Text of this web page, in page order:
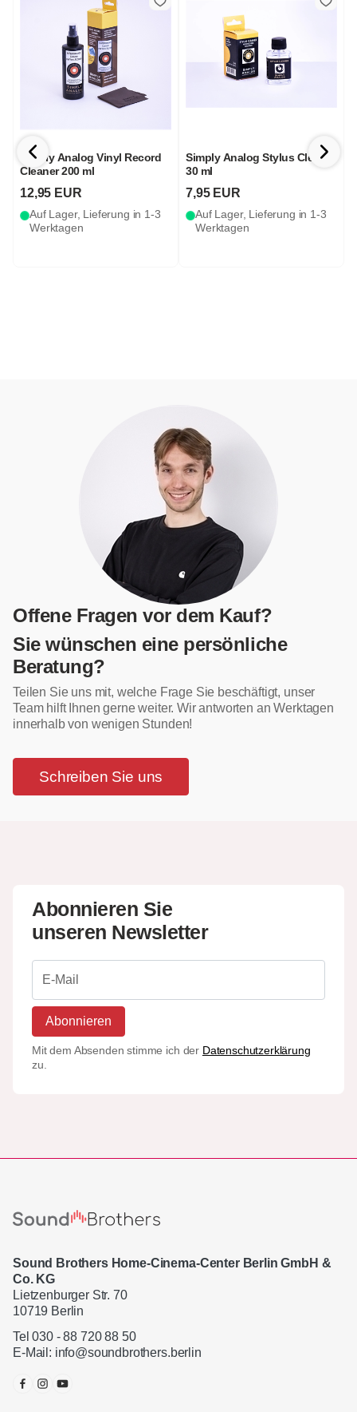
Simply Analog Vinyl Record
Cleaner 200 ml
12,95 EUR
Auf Lager, Lieferung in 1-3
Werktagen
Simply Analog Stylus Cleaner
30 ml
7,95 EUR
Auf Lager, Lieferung in 1-3
Werktagen
Offene Fragen vor dem Kauf?
Sie wünschen eine persönliche
Beratung?
Teilen Sie uns mit, welche Frage Sie beschäftigt, unser
Team hilft Ihnen gerne weiter. Wir antworten an Werktagen
innerhalb von wenigen Stunden!
Schreiben Sie uns
Abonnieren Sie
unseren Newsletter
Abonnieren
Mit dem Absenden stimme ich der Datenschutzerklärung
zu.
Sound Brothers Home-Cinema-Center Berlin GmbH &
Co. KG
Lietzenburger Str. 70
10719 Berlin
Tel 030 - 88 720 88 50
E-Mail: info@soundbrothers.berlin